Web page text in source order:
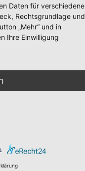
Daten für verschiedene
Rechtsgrundlage und
„Mehr“ und in
Ihre Einwilligung